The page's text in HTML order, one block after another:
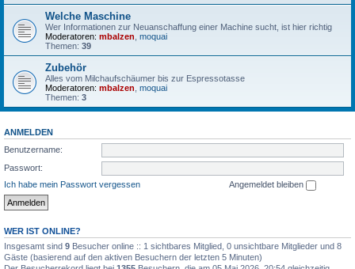
Welche Maschine
Wer Informationen zur Neuanschaffung einer Machine sucht, ist hier richtig
Moderatoren: mbalzen moquai
Themen: 39
Zubehör
Alles vom Milchaufschäumer bis zur Espressotasse
Moderatoren: mbalzen moquai
Themen: 3
ANMELDEN
Benutzername:
Passwort:
Ich habe mein Passwort vergessen
Angemeldet bleiben
WER IST ONLINE?
Insgesamt sind 9 Besucher online :: 1 sichtbares Mitglied, 0 unsichtbare Mitglieder und 8
Gäste (basierend auf den aktiven Besuchern der letzten 5 Minuten)